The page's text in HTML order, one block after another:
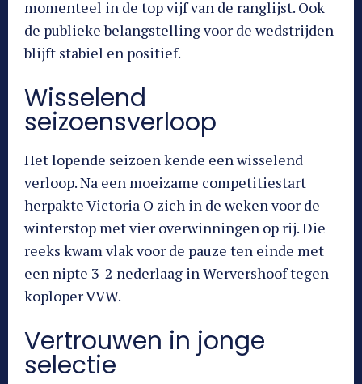
momenteel in de top vijf van de ranglijst. Ook
de publieke belangstelling voor de wedstrijden
blijft stabiel en positief.
Wisselend
seizoensverloop
Het lopende seizoen kende een wisselend
verloop. Na een moeizame competitiestart
herpakte Victoria O zich in de weken voor de
winterstop met vier overwinningen op rij. Die
reeks kwam vlak voor de pauze ten einde met
een nipte 3-2 nederlaag in Wervershoof tegen
koploper VVW.
Vertrouwen in jonge
selectie